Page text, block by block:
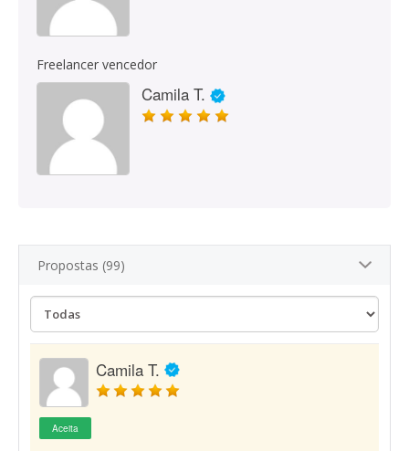
Freelancer vencedor
Camila T.
Propostas (99)
Camila T.
Aceita